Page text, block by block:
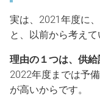
実は、2021年度に
と、以前から考えて
理由の１つは、供給
2022年度までは予
が高いからです。